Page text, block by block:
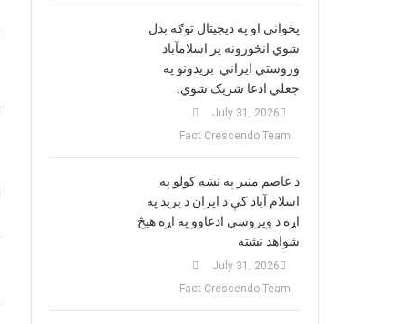
پخواني او په دیجیتال توګه بدل
شوي انځورونه پر اسلامآباد
وروستي ایراني بريدونو په
جعلي ادعا شریک شوي.
July 31, 2026
Fact Crescendo Team
د عاصم منیر په نښه کولو په
اسلام آباد کې د ایران د برید په
اړه د ویروسي ادعاوو په اړه هیڅ
شواهد نشته
July 31, 2026
Fact Crescendo Team